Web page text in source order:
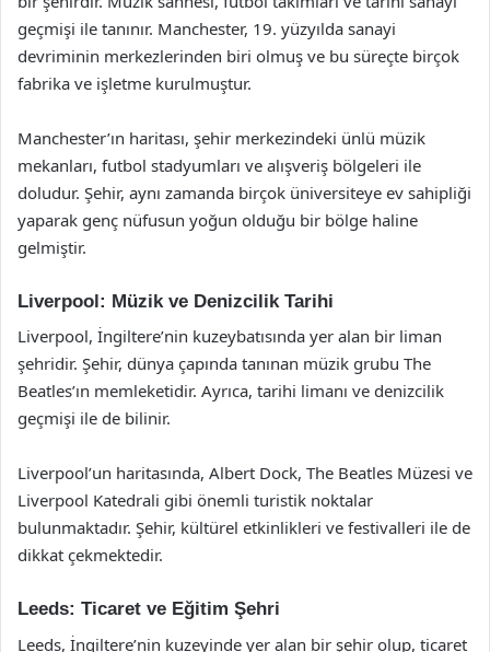
geçmişi ile tanınır. Manchester, 19. yüzyılda sanayi
devriminin merkezlerinden biri olmuş ve bu süreçte birçok
fabrika ve işletme kurulmuştur.
Manchester’ın haritası, şehir merkezindeki ünlü müzik
mekanları, futbol stadyumları ve alışveriş bölgeleri ile
doludur. Şehir, aynı zamanda birçok üniversiteye ev sahipliği
yaparak genç nüfusun yoğun olduğu bir bölge haline
gelmiştir.
Liverpool: Müzik ve Denizcilik Tarihi
Liverpool, İngiltere’nin kuzeybatısında yer alan bir liman
şehridir. Şehir, dünya çapında tanınan müzik grubu The
Beatles’ın memleketidir. Ayrıca, tarihi limanı ve denizcilik
geçmişi ile de bilinir.
Liverpool’un haritasında, Albert Dock, The Beatles Müzesi ve
Liverpool Katedrali gibi önemli turistik noktalar
bulunmaktadır. Şehir, kültürel etkinlikleri ve festivalleri ile de
dikkat çekmektedir.
Leeds: Ticaret ve Eğitim Şehri
Leeds, İngiltere’nin kuzeyinde yer alan bir şehir olup, ticaret